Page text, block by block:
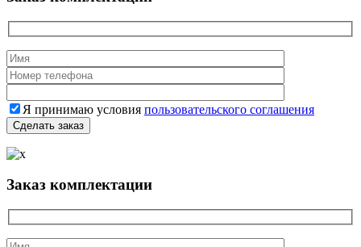
Я принимаю условия пользовательского соглашения
Заказ комплектации